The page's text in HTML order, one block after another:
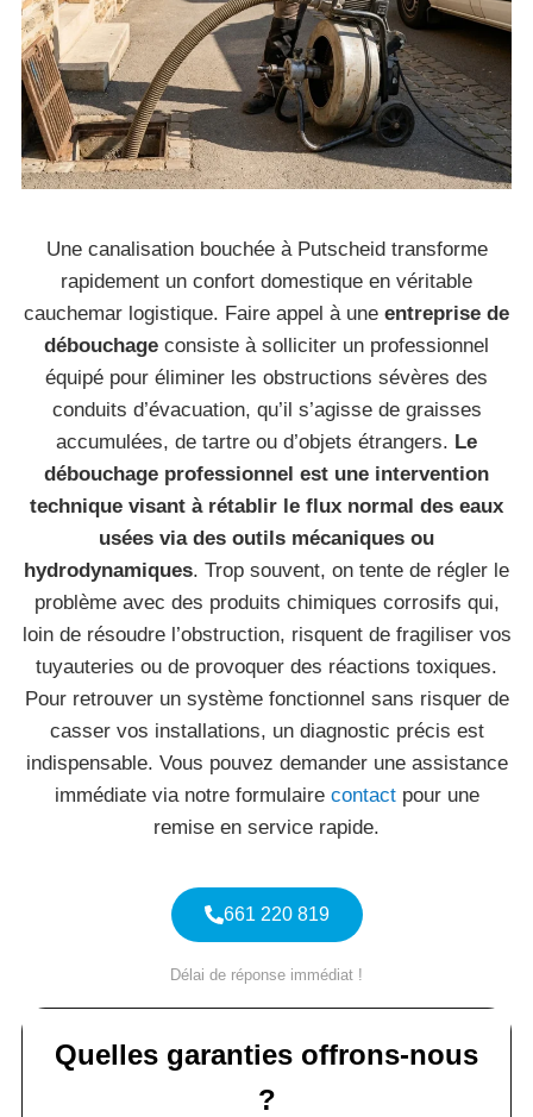
Une canalisation bouchée à Putscheid transforme
rapidement un confort domestique en véritable
cauchemar logistique. Faire appel à une entreprise de
débouchage consiste à solliciter un professionnel
équipé pour éliminer les obstructions sévères des
conduits d’évacuation, qu’il s’agisse de graisses
accumulées, de tartre ou d’objets étrangers. Le
débouchage professionnel est une intervention
technique visant à rétablir le flux normal des eaux
usées via des outils mécaniques ou
hydrodynamiques. Trop souvent, on tente de régler le
problème avec des produits chimiques corrosifs qui,
loin de résoudre l’obstruction, risquent de fragiliser vos
tuyauteries ou de provoquer des réactions toxiques.
Pour retrouver un système fonctionnel sans risquer de
casser vos installations, un diagnostic précis est
indispensable. Vous pouvez demander une assistance
immédiate via notre formulaire contactpour une
remise en service rapide.
661 220 819
Délai de réponse immédiat !
Quelles garanties offrons-nous
?